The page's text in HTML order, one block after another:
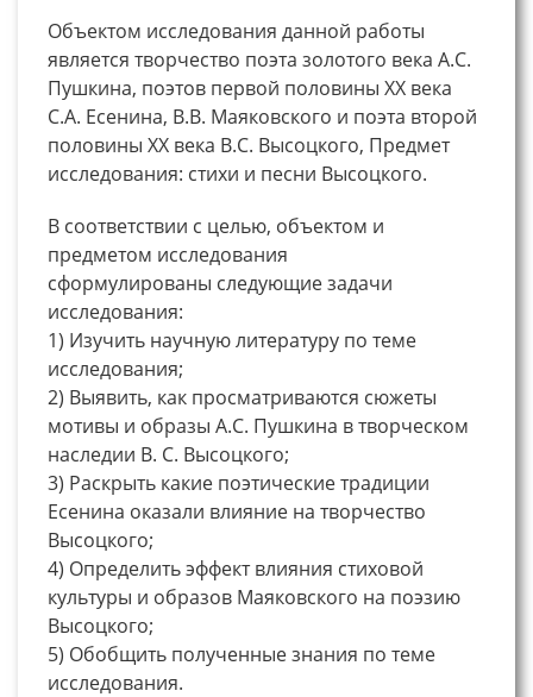
Объектом исследования данной работы
является творчество поэта золотого века А.С.
Пушкина, поэтов первой половины ХХ века
С.А. Есенина, В.В. Маяковского и поэта второй
половины ХХ века В.С. Высоцкого, Предмет
исследования: стихи и песни Высоцкого.
В соответствии с целью, объектом и
предметом исследования
сформулированы следующие задачи
исследования:
1) Изучить научную литературу по теме
исследования;
2) Выявить, как просматриваются сюжеты
мотивы и образы А.С. Пушкина в творческом
наследии В. С. Высоцкого;
3) Раскрыть какие поэтические традиции
Есенина оказали влияние на творчество
Высоцкого;
4) Определить эффект влияния стиховой
культуры и образов Маяковского на поэзию
Высоцкого;
5) Обобщить полученные знания по теме
исследования.